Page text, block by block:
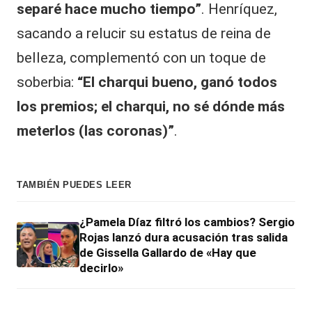
separé hace mucho tiempo”. Henríquez,
sacando a relucir su estatus de reina de
belleza, complementó con un toque de
soberbia: “El charqui bueno, ganó todos
los premios; el charqui, no sé dónde más
meterlos (las coronas)”.
TAMBIÉN PUEDES LEER
¿Pamela Díaz filtró los cambios? Sergio
Rojas lanzó dura acusación tras salida
de Gissella Gallardo de «Hay que
decirlo»